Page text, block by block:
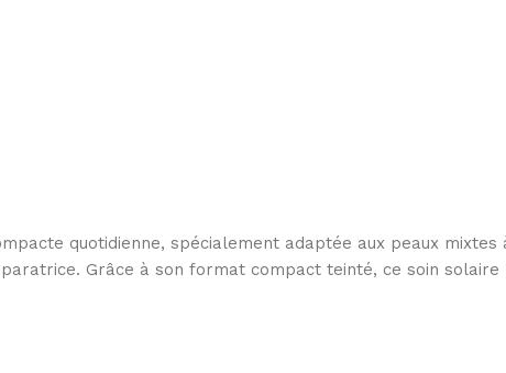
quotidienne, spécialement adaptée aux peaux mixtes
Grâce à son format compact teinté, ce soin solaire